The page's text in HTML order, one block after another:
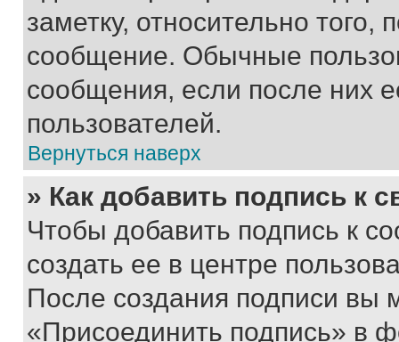
заметку, относительно
сообщение. Обычные
сообщения, если после них
пользователей.
Вернуться наверх
» Как добавить подпись к
Чтобы добавить подпись к
создать ее в центре
После создания подписи вы
«Присоединить подпись» в